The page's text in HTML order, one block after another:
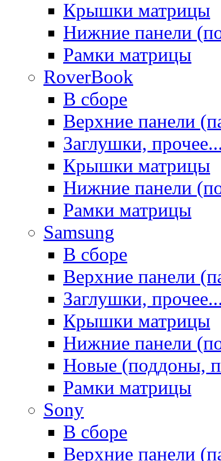
Крышки матрицы
Нижние панели
Рамки матрицы
RoverBook
В сборе
Верхние панели
Заглушки,
Крышки матрицы
Нижние панели
Рамки матрицы
Samsung
В сборе
Верхние панели
Заглушки,
Крышки матрицы
Нижние панели
Новые (поддоны,
Рамки матрицы
Sony
В сборе
Верхние панели